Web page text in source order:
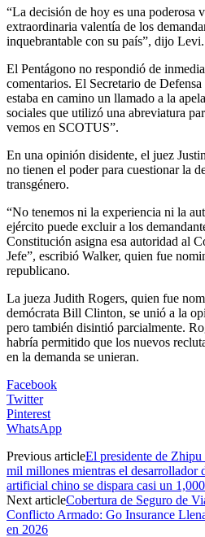
“La decisión de hoy es una poderosa
extraordinaria valentía de los
inquebrantable con su país”, dijo Levi.
El Pentágono no respondió de
comentarios. El Secretario de
estaba en camino un llamado a la
sociales que utilizó una abreviatura
vemos en SCOTUS”.
En una opinión disidente, el juez
no tienen el poder para cuestionar la
transgénero.
“No tenemos ni la experiencia ni la
ejército puede excluir a los
Constitución asigna esa autoridad al
Jefe”, escribió Walker, quien fue
republicano.
La jueza Judith Rogers, quien fue
demócrata Bill Clinton, se unió a la
pero también disintió parcialmente.
habría permitido que los nuevos
en la demanda se unieran.
Facebook
Twitter
Pinterest
WhatsApp
Previous articleEl presidente de
mil millones mientras el desarrollador
artificial chino se dispara casi un
Next articleCobertura de Seguro de
Conflicto Armado: Go Insurance
en 2026